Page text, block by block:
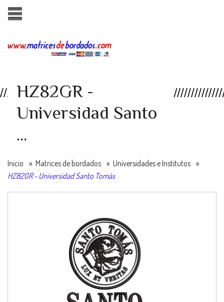
HZ82GR -
Universidad Santo
...
Inicio » Matrices de bordados » Universidades e Institutos »
HZ82GR - Universidad Santo Tomás